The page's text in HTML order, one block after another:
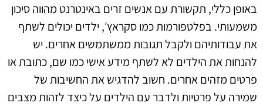
באופן כללי, תקשורת עם אנשים זרים באינטרנט מהווה סיכון
משמעותי. בפלטפורמות כמו סקראץ׳, ילדים יכולים לשתף
את עבודותיהם ולקבל תגובות ממשתמשים אחרים. יש
להנחות את הילדים לא לשתף מידע אישי כמו שם, כתובת או
פרטים מזהים אחרים. חשוב להדגיש את החשיבות של
שמירה על פרטיות ולדבר עם הילדים על כיצד לזהות מצבים